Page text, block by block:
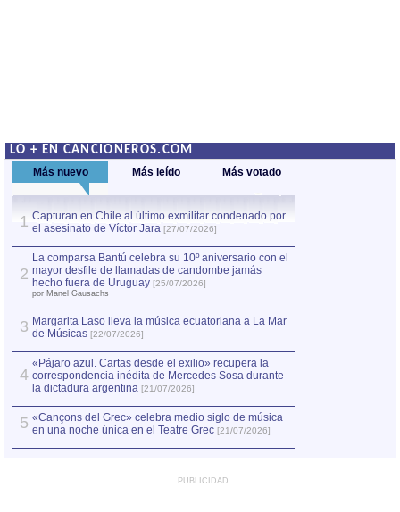
LO + EN CANCIONEROS.COM
Más nuevo Más leído Más votado
1 Capturan en Chile al último exmilitar condenado por
el asesinato de Víctor Jara [27/07/2026]
2
La comparsa Bantú celebra su 10º aniversario con el
mayor desfile de llamadas de candombe jamás
hecho fuera de Uruguay [25/07/2026]
por Manel Gausachs
3 Margarita Laso lleva la música ecuatoriana a La Mar
de Músicas [22/07/2026]
4
«Pájaro azul. Cartas desde el exilio» recupera la
correspondencia inédita de Mercedes Sosa durante
la dictadura argentina [21/07/2026]
5 «Cançons del Grec» celebra medio siglo de música
en una noche única en el Teatre Grec [21/07/2026]
PUBLICIDAD